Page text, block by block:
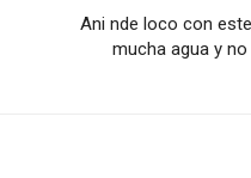
Ani nde loco con
mucha agua y